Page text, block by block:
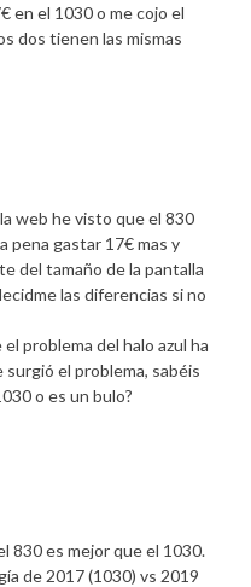
en el 1030 o me cojo el
dos tienen las mismas
web he visto que el 830
pena gastar 17€ mas y
del tamaño de la pantalla
las diferencias si no
problema del halo azul ha
el problema, sabéis
o es un bulo?
830 es mejor que el 1030.
de 2017 (1030) vs 2019